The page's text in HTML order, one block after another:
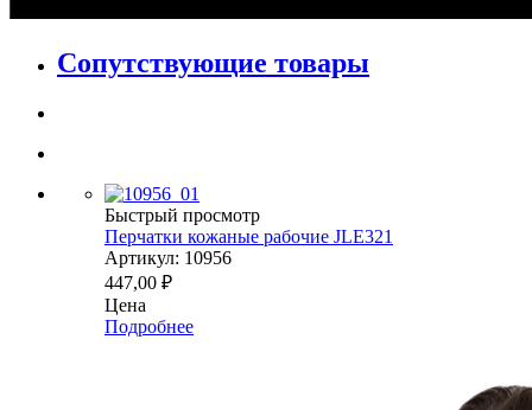
Сопутствующие товары
Быстрый просмотр
Перчатки кожаные рабочие JLE321
Артикул: 10956
447,00 ₽
Цена
Подробнее